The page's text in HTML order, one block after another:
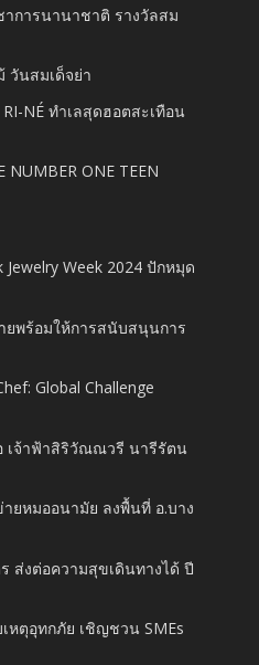
การนานาชาติ รางวัลสม
วันสมเด็จย่า
NÉ ทำเลสุดฮอตสะเทือน
NUMBER ONE TEEN
Jewelry Week 2024 ปักหมุด
ยพร้อมให้การสนับสนุนการ
Global Challenge
เจ้าฟ้าสิริวัณณวรี นารีรัตน
ยหมออนามัย ลงพื้นที่ อ.บาง
ส่งต่อความสุขเดินทางได้ ปี
หตุอุทกภัย เชิญชวน SMEs